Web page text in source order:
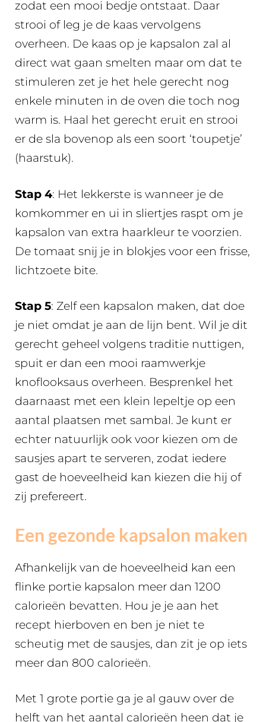
zodat een mooi bedje ontstaat. Daar
strooi of leg je de kaas vervolgens
overheen. De kaas op je kapsalon zal al
direct wat gaan smelten maar om dat te
stimuleren zet je het hele gerecht nog
enkele minuten in de oven die toch nog
warm is. Haal het gerecht eruit en strooi
er de sla bovenop als een soort ‘toupetje’
(haarstuk).
Stap 4: Het lekkerste is wanneer je de
komkommer en ui in sliertjes raspt om je
kapsalon van extra haarkleur te voorzien.
De tomaat snij je in blokjes voor een frisse,
lichtzoete bite.
Stap 5: Zelf een kapsalon maken, dat doe
je niet omdat je aan de lijn bent. Wil je dit
gerecht geheel volgens traditie nuttigen,
spuit er dan een mooi raamwerkje
knoflooksaus overheen. Besprenkel het
daarnaast met een klein lepeltje op een
aantal plaatsen met sambal. Je kunt er
echter natuurlijk ook voor kiezen om de
sausjes apart te serveren, zodat iedere
gast de hoeveelheid kan kiezen die hij of
zij prefereert.
Een gezonde kapsalon maken
Afhankelijk van de hoeveelheid kan een
flinke portie kapsalon meer dan 1200
calorieën bevatten. Hou je je aan het
recept hierboven en ben je niet te
scheutig met de sausjes, dan zit je op iets
meer dan 800 calorieën.
Met 1 grote portie ga je al gauw over de
helft van het aantal calorieën heen dat je